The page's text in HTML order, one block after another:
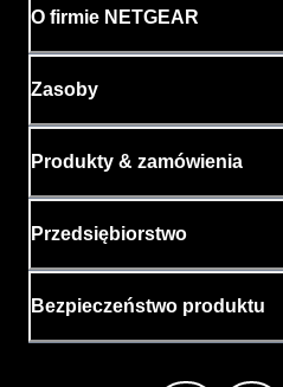
O firmie NETGEAR
Zasoby
Produkty & zamówienia
Przedsiębiorstwo
Bezpieczeństwo produktu